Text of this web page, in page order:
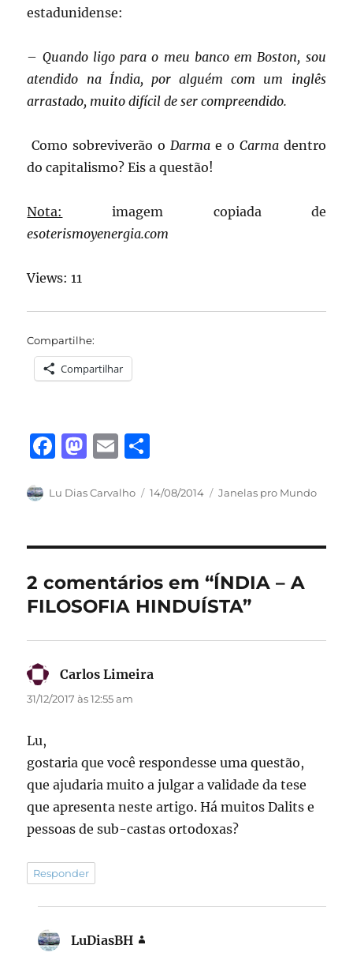
estadunidense:
– Quando ligo para o meu banco em Boston, sou
atendido na Índia, por alguém com um inglês
arrastado, muito difícil de ser compreendido.
Como sobreviverão o Darma e o Carmadentro
do capitalismo? Eis a questão!
Nota:
imagem copiada de
esoterismoyenergia.com
Views: 11
Compartilhe:
Compartilhar
F
c
b
o
o
k
M
st
d
o
n
E
ai a
Autor
Lu Dias Carvalho
Publicado
14/08/2014 Categorias
Janelas pro Mundo
2 comentários em “ÍNDIA – A
FILOSOFIA HINDUÍSTA”
Carlos Limeira
31/12/2017 às 12:55 am
Lu,
gostaria que você respondesse uma questão,
que ajudaria muito a julgar a validade da tese
que apresenta neste artigo. Há muitos Dalits e
pessoas de sub-castas ortodoxas?
Responder
LuDiasBH